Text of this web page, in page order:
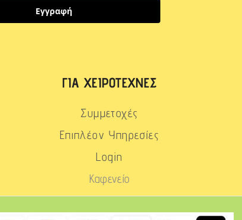
Εγγραφή
ΓΙΑ ΧΕΙΡΟΤΈΧΝΕΣ
Συμμετοχές
Επιπλέον Υπηρεσίες
Login
Καφενείο